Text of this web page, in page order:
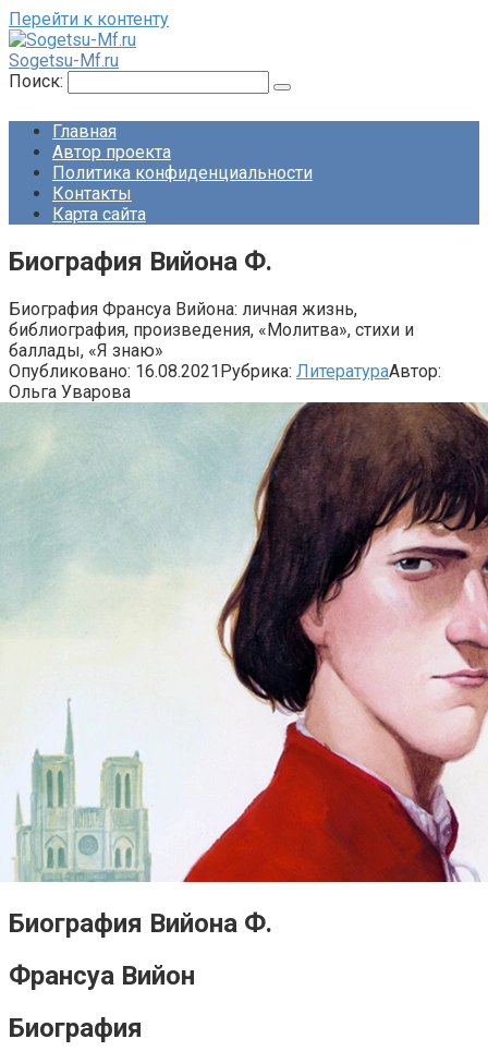
Перейти к контенту
Sogetsu-Mf.ru
Поиск:
Главная
Автор проекта
Политика конфиденциальности
Контакты
Карта сайта
Биография Вийона Ф.
Биография Франсуа Вийона: личная жизнь,
библиография, произведения, «Молитва», стихи и
баллады, «Я знаю»
Опубликовано: 16.08.2021Рубрика: ЛитератураАвтор:
Ольга Уварова
Биография Вийона Ф.
Франсуа Вийон
Биография